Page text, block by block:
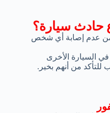
حادث سيارة؟
من عدم إصابة أي شخص
السيارة الأخرى
من أنهم بخير.